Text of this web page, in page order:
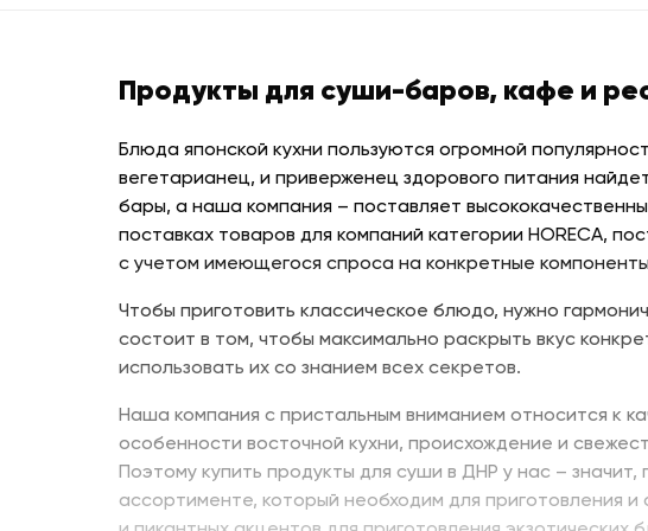
Продукты для суши-баров, кафе и
Блюда японской кухни пользуются огромной
вегетарианец, и приверженец здорового питания
бары, а наша компания – поставляет
поставках товаров для компаний категории HORECA,
с учетом имеющегося спроса на конкретные
Чтобы приготовить классическое блюдо, нужно
состоит в том, чтобы максимально раскрыть вкус
использовать их со знанием всех секретов.
Наша компания с пристальным вниманием относится к
особенности восточной кухни, происхождение и
Поэтому купить продукты для суши в ДНР у нас –
ассортименте, который необходим для приготовления